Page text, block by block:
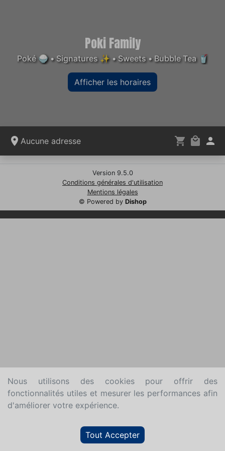
Poki Family
Poké 🍚 • Signatures ✨ • Sweets • Bubble Tea 🥤
Afficher les horaires
Aucune adresse
Version 9.5.0
Conditions générales d'utilisation
Mentions légales
© Powered by Dishop
Nous utilisons des cookies pour offrir des
fonctionnalités utiles et mesurer les performances afin
d'améliorer votre expérience.
Tout Accepter